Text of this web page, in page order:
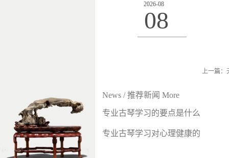
2026-08
08
上一篇：
News / 推荐新闻 More
专业古琴学习的要点是什么
专业古琴学习对心理健康的